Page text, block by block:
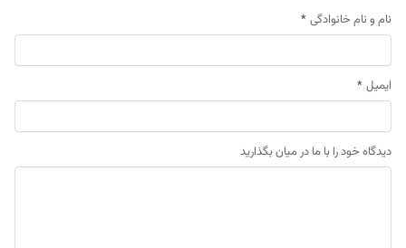
نام و نام خانوادگی *
ایمیل *
دیدگاه خود را با ما در میان بگذارید